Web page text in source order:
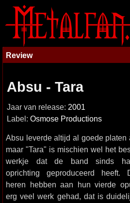
Review
Absu - Tara
Jaar van release: 2001
Label: Osmose Productions
Absu leverde altijd al goede platen
maar "Tara" is mischien wel het
werkje dat de band sinds
oprichting geproduceerd heeft.
heren hebben aan hun vierde
erg veel werk gehad, dat is